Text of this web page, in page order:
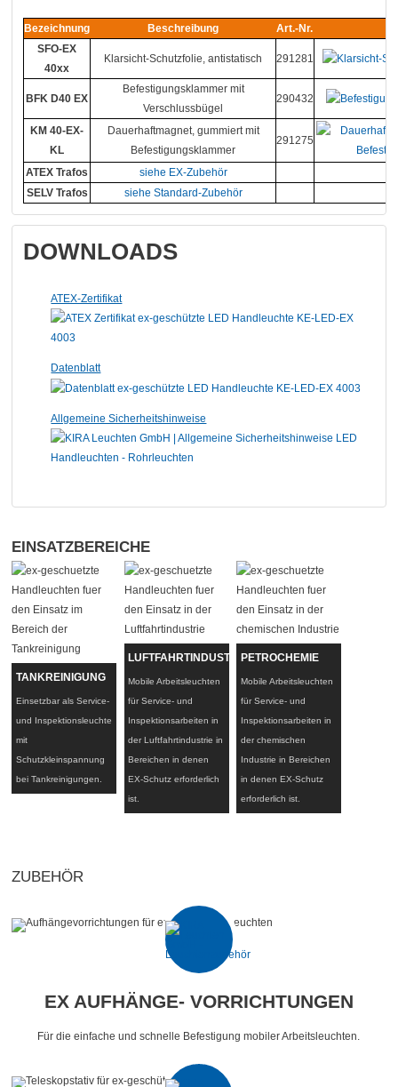
Bezeichnung Beschreibung
Art.-Nr.
SFO-EX
40xx
Klarsicht-Schutzfolie, antistatisch 291281
BFK D40 EX
Befestigungsklammer mit
Verschlussbügel
290432
KM 40-EX-
KL
Dauerhaftmagnet, gummiert mit
Befestigungsklammer
291275
ATEX Trafos
siehe EX-Zubehör
SELV Trafos
siehe Standard-Zubehör
DOWNLOADS
ATEX-Zertifikat
Datenblatt
Allgemeine Sicherheitshinweise
EINSATZBEREICHE
TANKREINIGUNG
Einsetzbar als Service-
und Inspektionsleuchte
mit
Schutzkleinspannung
bei Tankreinigungen.
LUFTFAHRTINDUSTRIE
Mobile Arbeitsleuchten
für Service- und
Inspektionsarbeiten in
der Luftfahrtindustrie in
Bereichen in denen
EX-Schutz erforderlich
ist.
PETROCHEMIE
Mobile Arbeitsleuchten
für Service- und
Inspektionsarbeiten in
der chemischen
Industrie in Bereichen
in denen EX-Schutz
erforderlich ist.
ZUBEHÖR
EX AUFHÄNGE- VORRICHTUNGEN
Für die einfache und schnelle Befestigung mobiler Arbeitsleuchten.